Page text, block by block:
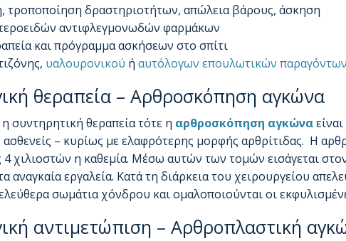
τροποποίηση δραστηριοτήτων, απώλεια βάρους, άσκηση
αντιφλεγμονωδών φαρμάκων
και πρόγραμμα ασκήσεων στο σπίτι
υαλουρονικού ή αυτόλογων επουλωτικών παραγόντων
θεραπεία – Αρθροσκόπηση αγκώνα
συντηρητική θεραπεία τότε η αρθροσκόπηση αγκώνα
ασθενείς – κυρίως με ελαφρότερης μορφής αρθρίτιδας. Η
4 χιλιοστών η καθεμία. Μέσω αυτών των τομών εισάγεται
αναγκαία εργαλεία. Κατά τη διάρκεια του χειρουργείου
σωμάτια χόνδρου και ομαλοποιούνται οι
αντιμετώπιση – Αρθροπλαστική